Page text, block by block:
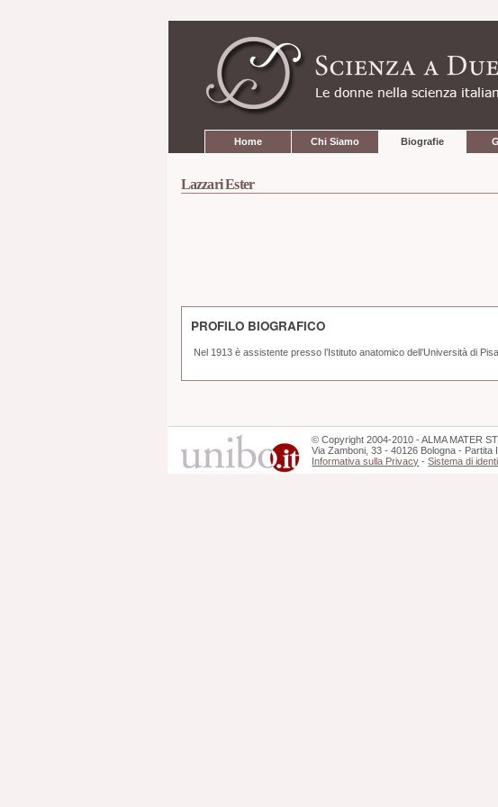
contenuti.
navigazione
Home Chi Siamo Biografie
Lazzari Ester
PROFILO BIOGRAFICO
Nel 1913 è assistente presso l’Istituto anatomico dell’Università di
©Copyright 2004-2010 - ALMA MATER
Via Zamboni, 33 - 40126 Bologna - Partita
Informativa sulla Privacy -Sistema di